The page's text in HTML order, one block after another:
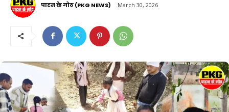
पाटन के गोठ (PKG NEWS) March 30, 2026